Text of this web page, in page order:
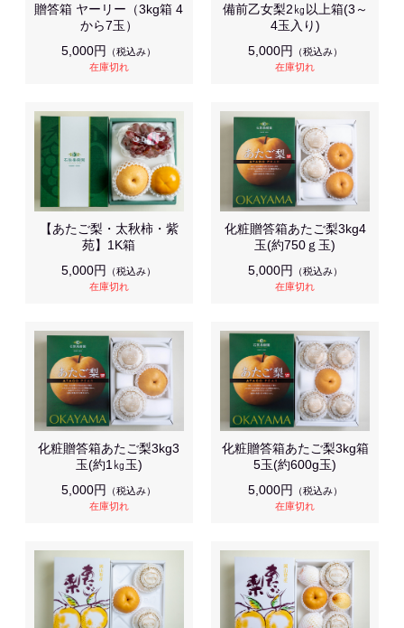
贈答箱 ヤーリー（3kg箱 4
から7玉）
5,000円
（税込み）
在庫切れ
備前乙女梨2㎏以上箱(3～
4玉入り)
5,000円
（税込み）
在庫切れ
【あたご梨・太秋柿・紫
苑】1K箱
5,000円
（税込み）
在庫切れ
化粧贈答箱あたご梨3kg4
玉(約750ｇ玉)
5,000円
（税込み）
在庫切れ
化粧贈答箱あたご梨3kg3
玉(約1㎏玉)
5,000円
（税込み）
在庫切れ
化粧贈答箱あたご梨3kg箱
5玉(約600g玉)
5,000円
（税込み）
在庫切れ